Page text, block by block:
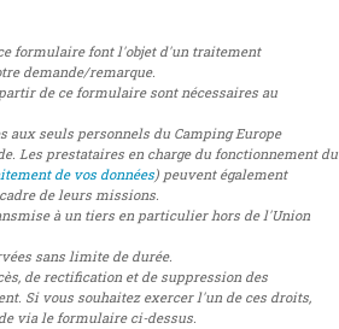
formulaire font l'objet d'un traitement
demande/remarque.
de ce formulaire sont nécessaires au
aux seuls personnels du Camping Europe
Les prestataires en charge du fonctionnement du
de vos données) peuvent également
de leurs missions.
à un tiers en particulier hors de l'Union
sans limite de durée.
de rectification et de suppression des
Si vous souhaitez exercer l'un de ces droits,
via le formulaire ci-dessus.